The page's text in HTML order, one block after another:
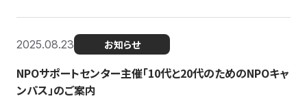
2025.08.23 お知らせ
NPOサポートセンター主催「10代と20代のためのNPOキャ
ンパス」のご案内